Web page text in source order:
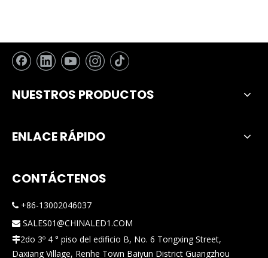
NUESTROS PRODUCTOS
ENLACE RÁPIDO
CONTÁCTENOS
 +86-13002046037
 SALES01@CHINALED1.COM
2do 3º 4 ° piso del edificio B, No. 6 Tongxing Street,
Daxiang Village, Renhe Town Baiyun District Guangzhou